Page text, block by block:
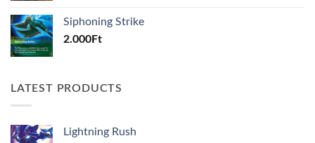
Siphoning Strike
2.000Ft
LATEST PRODUCTS
Lightning Rush